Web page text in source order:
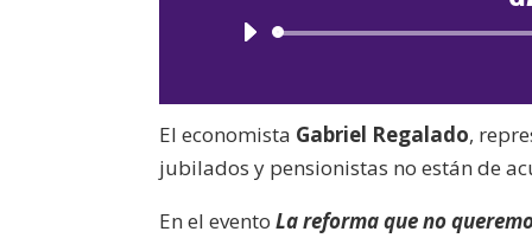
El economista Gabriel Regalado,
jubilados y pensionistas no están de
En el eventoLa reforma que no